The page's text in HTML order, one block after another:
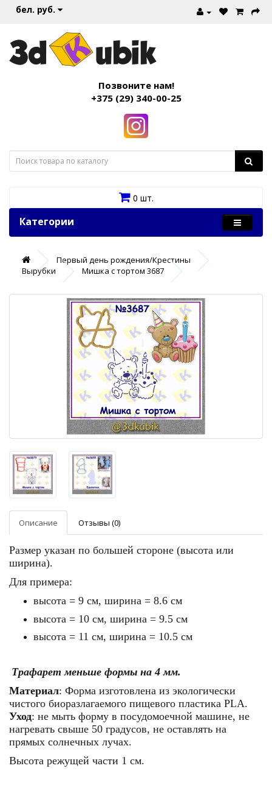
бел. руб.
Позвоните нам!
+375 (29) 340-00-25
0 шт.
Категории
Первый день рождения/Крестины
Вырубки
Мишка с тортом 3687
Описание Отзывы (0)
Размер указан по большей стороне (высота или
ширина).
Для примера:
высота = 9 см, ширина = 8.6 см
высота = 10 см, ширина = 9.5 см
высота = 11 см, ширина = 10.5 см
Трафарет меньше формы на 4 мм.
Материал: Форма изготовлена из экологически
чистого биоразлагаемого пищевого пластика PLA.
Уход: не мыть форму в посудомоечной машине, не
нагревать свыше 50 градусов, не оставлять на
прямых солнечных лучах.
Высота режущей части 1 см.